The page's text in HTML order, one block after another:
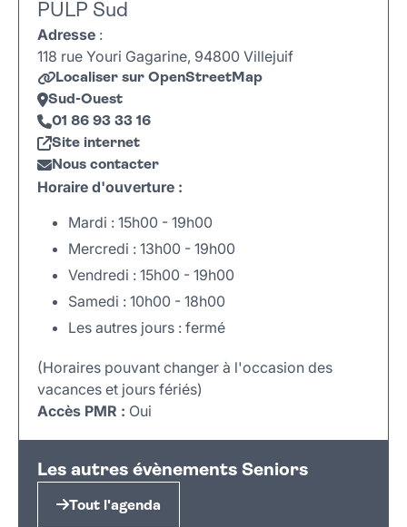
PULP Sud
Adresse :
118 rue Youri Gagarine, 94800 Villejuif
Localiser sur OpenStreetMap
Sud-Ouest
01 86 93 33 16
Site internet
Nous contacter
Horaire d'ouverture :
Mardi : 15h00 - 19h00
Mercredi : 13h00 - 19h00
Vendredi : 15h00 - 19h00
Samedi : 10h00 - 18h00
Les autres jours : fermé
(Horaires pouvant changer à l'occasion des
vacances et jours fériés)
Accès PMR : Oui
+
−
Les autres évènements Seniors
Tout l'agenda